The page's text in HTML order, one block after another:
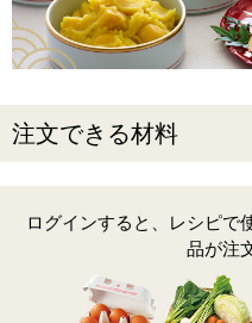
注文できる材料
ログインすると、レシピで
品が注